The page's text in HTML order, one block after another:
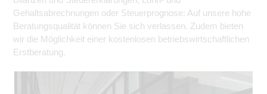
Gehaltsabrechnungen oder Steuerprognose: Auf unsere hohe
Beratungsqualität können Sie sich verlassen. Zudem bieten
wir die Möglichkeit einer kostenlosen betriebswirtschaftlichen
Erstberatung.